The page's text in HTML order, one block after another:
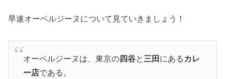
早速オーベルジーヌについて見ていきましょう！
オーベルジーヌは、東京の四谷と三田 にあるカレ
ー店である。